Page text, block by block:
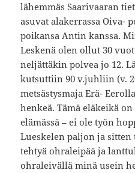
lähemmäs Saarivaaran
asuvat alakerrassa Oiva-
poikansa Antin kanssa.
Leskenä olen ollut 30
neljättäkin polvea jo 12.
kutsuttiin 90 v.juhliin (v.
metsästysmaja Erä-
henkeä. Tämä eläkeikä
elämässä – ei ole työn
Lueskelen paljon ja
tehtyä ohraleipää ja
ohraleivällä minä usein